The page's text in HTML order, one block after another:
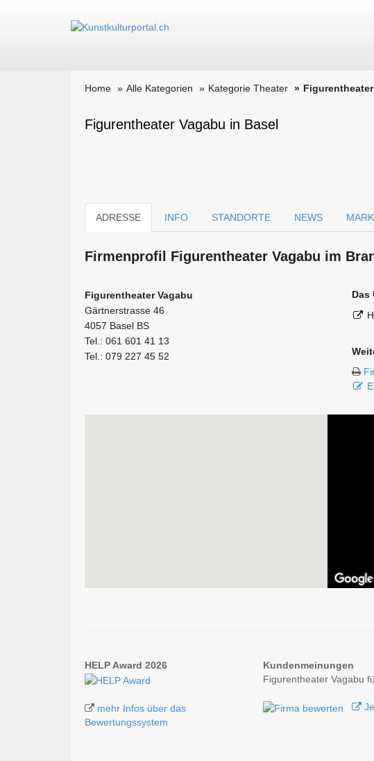
Home Alle Kategorien Kategorie Theater
Figurentheater Vagabu in Basel
ADRESSE INFO STANDORTE NEWS
Firmen­profil Figurentheater Vagabu im
Figurentheater Vagabu
Gärtnerstrasse 46
4057 Basel BS
Tel.: 061 601 41 13
Tel.: 079 227 45 52
Das
HELP Award 2026
mehr Infos über das
Bewertungssystem
Kundenmeinungen
Figurentheater Vagabu